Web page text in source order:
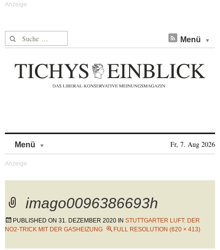
Suche nach: Menü
Menü Fr, 7. Aug 2026
imago0096386693h
PUBLISHED ON 31. DEZEMBER 2020 IN STUTTGARTER LUFT: DER
NO2-TRICK MIT DER GASHEIZUNG
FULL RESOLUTION (620 × 413)